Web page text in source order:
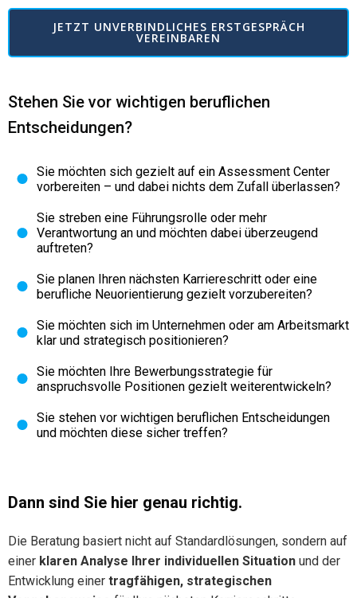
JETZT UNVERBINDLICHES ERSTGESPRÄCH
VEREINBAREN
Stehen Sie vor wichtigen beruflichen
Entscheidungen?
Sie möchten sich gezielt auf ein Assessment Center
vorbereiten – und dabei nichts dem Zufall überlassen?
Sie streben eine Führungsrolle oder mehr
Verantwortung an und möchten dabei überzeugend
auftreten?
Sie planen Ihren nächsten Karriereschritt oder eine
berufliche Neuorientierung gezielt vorzubereiten?
Sie möchten sich im Unternehmen oder am Arbeitsmarkt
klar und strategisch positionieren?
Sie möchten Ihre Bewerbungsstrategie für
anspruchsvolle Positionen gezielt weiterentwickeln?
Sie stehen vor wichtigen beruflichen Entscheidungen
und möchten diese sicher treffen?
Dann sind Sie hier genau richtig.
Die Beratung basiert nicht auf Standardlösungen, sondern auf
einer klaren Analyse Ihrer individuellen Situation und der
Entwicklung einer tragfähigen, strategischen